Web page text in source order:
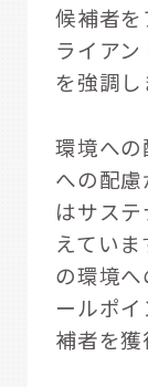
候補者を
ライア
を強調し
環境へ
への配
はサス
えてい
の環境
ールポ
補者を獲